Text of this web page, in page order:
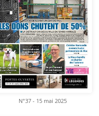
N°37 - 15 mai 2025